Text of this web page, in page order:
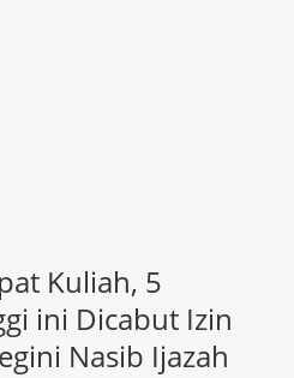
Kuliah, 5
ini Dicabut Izin
Nasib Ijazah